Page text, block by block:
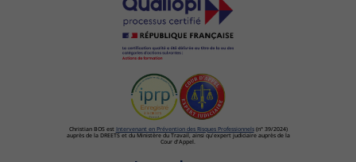
Christian BOS est Intervenant en Prévention des Risques Professionnels(n° 39/2024)
auprès de la DREETS et du Ministère du Travail, ainsi qu'expert judiciaire auprès de la
Cour d'Appel.